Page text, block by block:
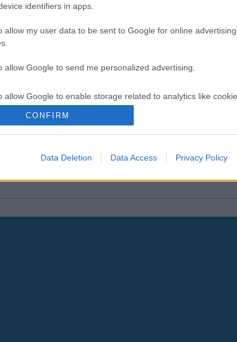
identifiers in apps.
allow my user data to be sent to Google for online advertising
allow Google to send me personalized advertising.
allow Google to enable storage related to analytics like
allow Google to enable storage related to functionality of the
allow Google to enable storage related to security, including
CONFIRM
Data Deletion Data Access Privacy Policy
elul hónapban
Lesújtva